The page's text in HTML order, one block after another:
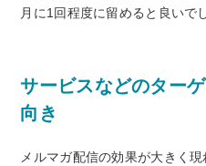
月に1回程度に留めると良いで
サービスなどのター
向き
メルマガ配信の効果が大きく